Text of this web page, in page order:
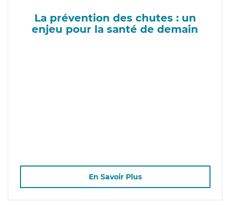
La prévention des chutes : un
enjeu pour la santé de demain
En Savoir Plus